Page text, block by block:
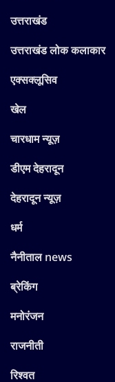
उत्तराखंड
उत्तराखंड लोक कलाकार
एक्सक्लूसिव
खेल
चारधाम न्यूज़
डीएम देहरादून
देहरादून न्यूज़
धर्म
नैनीताल news
ब्रेकिंग
मनोरंजन
राजनीती
रिश्वत